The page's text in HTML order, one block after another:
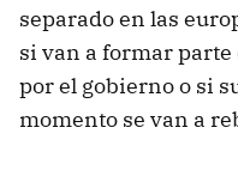
separado en las
si van a formar
por el gobierno o si
momento se van a